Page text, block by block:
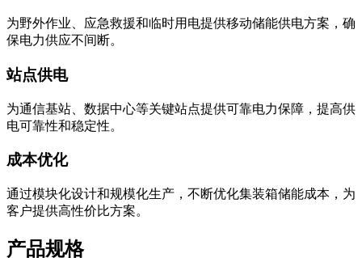
为野外作业、应急救援和临时用电提供移动储能供电方案，确
保电力供应不间断。
站点供电
为通信基站、数据中心等关键站点提供可靠电力保障，提高供
电可靠性和稳定性。
成本优化
通过模块化设计和规模化生产，不断优化集装箱储能成本，为
客户提供高性价比方案。
产品规格